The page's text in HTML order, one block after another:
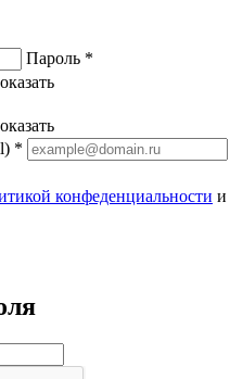
Пароль *
*
конфеденциальности и